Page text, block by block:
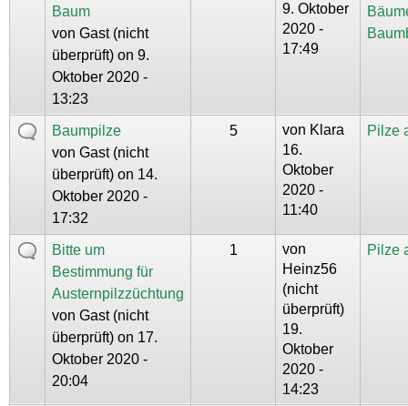
Baum
von Gast (nicht
überprüft) on 9.
Oktober 2020 -
13:23
9. Oktober
2020 -
17:49
Baumpilze
von Gast (nicht
überprüft) on 14.
Oktober 2020 -
17:32
5 von Klara
16.
Oktober
2020 -
11:40
Pilze
Bitte um
Bestimmung für
Austernpilzzüchtung
von Gast (nicht
überprüft) on 17.
Oktober 2020 -
20:04
1
von
Heinz56
(nicht
überprüft)
19.
Oktober
2020 -
14:23
Pilze